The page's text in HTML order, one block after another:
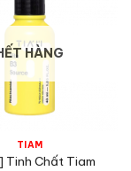
HÀNG
TIAM
Tinh Chất Tiam